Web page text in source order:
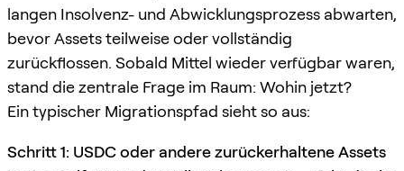
langen Insolvenz- und Abwicklungsprozess abwarten,
bevor Assets teilweise oder vollständig
zurückflossen. Sobald Mittel wieder verfügbar waren,
stand die zentrale Frage im Raum: Wohin jetzt?
Ein typischer Migrationspfad sieht so aus:
Schritt 1: USDC oder andere zurückerhaltene Assets